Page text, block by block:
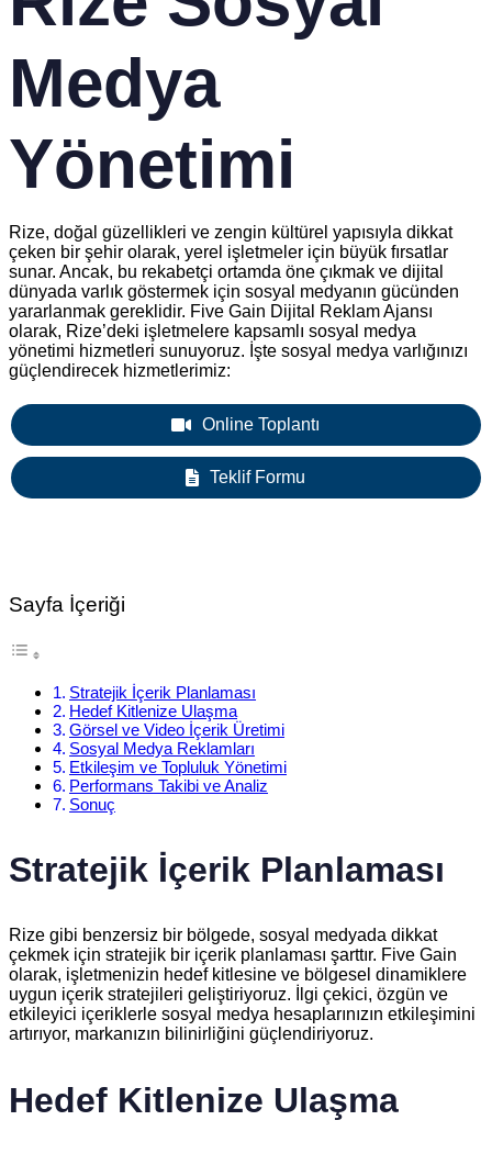
Medya
Yönetimi
Rize, doğal güzellikleri ve zengin kültürel yapısıyla dikkat
çeken bir şehir olarak, yerel işletmeler için büyük fırsatlar
sunar. Ancak, bu rekabetçi ortamda öne çıkmak ve dijital
dünyada varlık göstermek için sosyal medyanın gücünden
yararlanmak gereklidir. Five Gain Dijital Reklam Ajansı
olarak, Rize’deki işletmelere kapsamlı sosyal medya
yönetimi hizmetleri sunuyoruz. İşte sosyal medya varlığınızı
güçlendirecek hizmetlerimiz:
Online Toplantı
Teklif Formu
Sayfa İçeriği
Stratejik İçerik Planlaması
Hedef Kitlenize Ulaşma
Görsel ve Video İçerik Üretimi
Sosyal Medya Reklamları
Etkileşim ve Topluluk Yönetimi
Performans Takibi ve Analiz
Sonuç
Stratejik İçerik Planlaması
Rize gibi benzersiz bir bölgede, sosyal medyada dikkat
çekmek için stratejik bir içerik planlaması şarttır. Five Gain
olarak, işletmenizin hedef kitlesine ve bölgesel dinamiklere
uygun içerik stratejileri geliştiriyoruz. İlgi çekici, özgün ve
etkileyici içeriklerle sosyal medya hesaplarınızın etkileşimini
artırıyor, markanızın bilinirliğini güçlendiriyoruz.
Hedef Kitlenize Ulaşma